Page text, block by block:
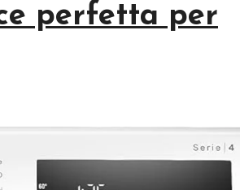
perfetta per